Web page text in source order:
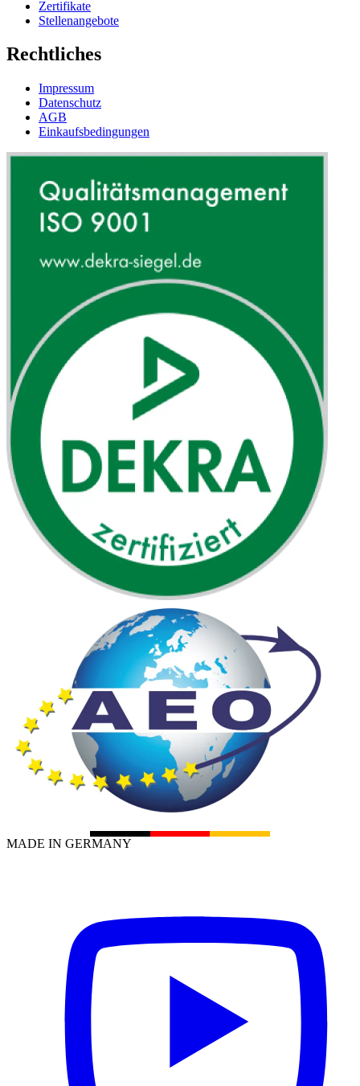
Zertifikate
Stellenangebote
Rechtliches
Impressum
Datenschutz
AGB
Einkaufsbedingungen
MADE IN GERMANY